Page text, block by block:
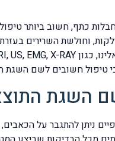
כתף, חשוב ביותר
וחולשת השרירים
טיפול חשובים לשם השגת
השגת
ניתן להתגבר על